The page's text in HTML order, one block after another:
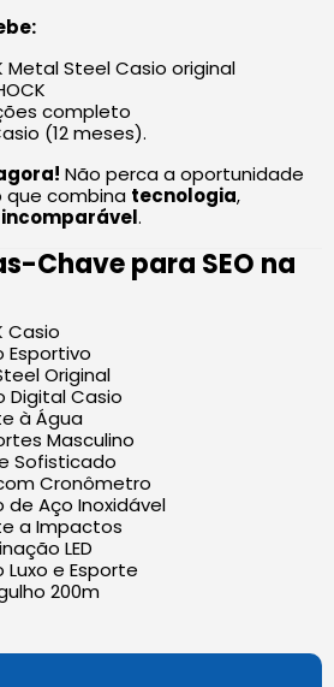
Metal Steel Casio original
completo
(12 meses).
Não perca a oportunidade
que combina tecnologia,
.
Chave para SEO na
Casio
Esportivo
Original
Digital Casio
à Água
Masculino
Sofisticado
Cronômetro
de Aço Inoxidável
a Impactos
LED
Luxo e Esporte
200m